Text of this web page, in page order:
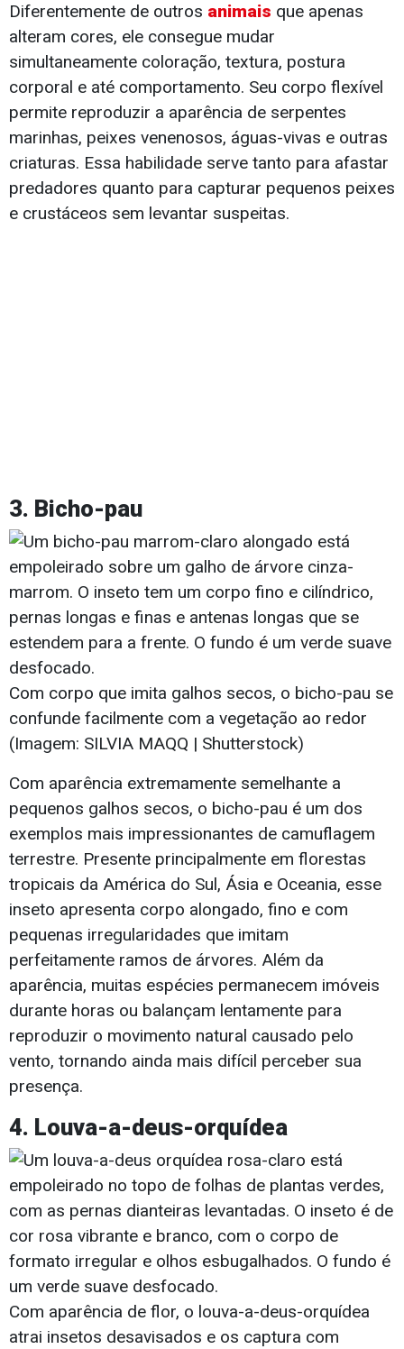
Diferentemente de outros animais que apenas
alteram cores, ele consegue mudar
simultaneamente coloração, textura, postura
corporal e até comportamento. Seu corpo flexível
permite reproduzir a aparência de serpentes
marinhas, peixes venenosos, águas-vivas e outras
criaturas. Essa habilidade serve tanto para afastar
predadores quanto para capturar pequenos peixes
e crustáceos sem levantar suspeitas.
3. Bicho-pau
Com corpo que imita galhos secos, o bicho-pau se
confunde facilmente com a vegetação ao redor
(Imagem: SILVIA MAQQ | Shutterstock)
Com aparência extremamente semelhante a
pequenos galhos secos, o bicho-pau é um dos
exemplos mais impressionantes de camuflagem
terrestre. Presente principalmente em florestas
tropicais da América do Sul, Ásia e Oceania, esse
inseto apresenta corpo alongado, fino e com
pequenas irregularidades que imitam
perfeitamente ramos de árvores. Além da
aparência, muitas espécies permanecem imóveis
durante horas ou balançam lentamente para
reproduzir o movimento natural causado pelo
vento, tornando ainda mais difícil perceber sua
presença.
4. Louva-a-deus-orquídea
Com aparência de flor, o louva-a-deus-orquídea
atrai insetos desavisados e os captura com